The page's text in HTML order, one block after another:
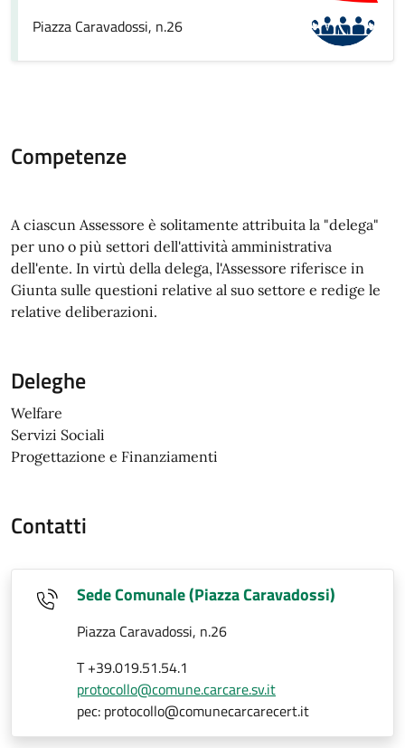
Piazza Caravadossi, n.26
Competenze
A ciascun Assessore è solitamente attribuita la "delega"
per uno o più settori dell'attività amministrativa
dell'ente. In virtù della delega, l'Assessore riferisce in
Giunta sulle questioni relative al suo settore e redige le
relative deliberazioni.
Deleghe
Welfare
Servizi Sociali
Progettazione e Finanziamenti
Contatti
Sede Comunale (Piazza Caravadossi)
Piazza Caravadossi, n.26
T +39.019.51.54.1
protocollo@comune.carcare.sv.it
pec: protocollo@comunecarcarecert.it